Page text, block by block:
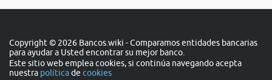
Copyright © 2026 Bancos.wiki - Comparamos entidades bancarias
para ayudar a Usted encontrar su mejor banco.
Este sitio web emplea cookies, si continúa navegando acepta
nuestra políticade cookies